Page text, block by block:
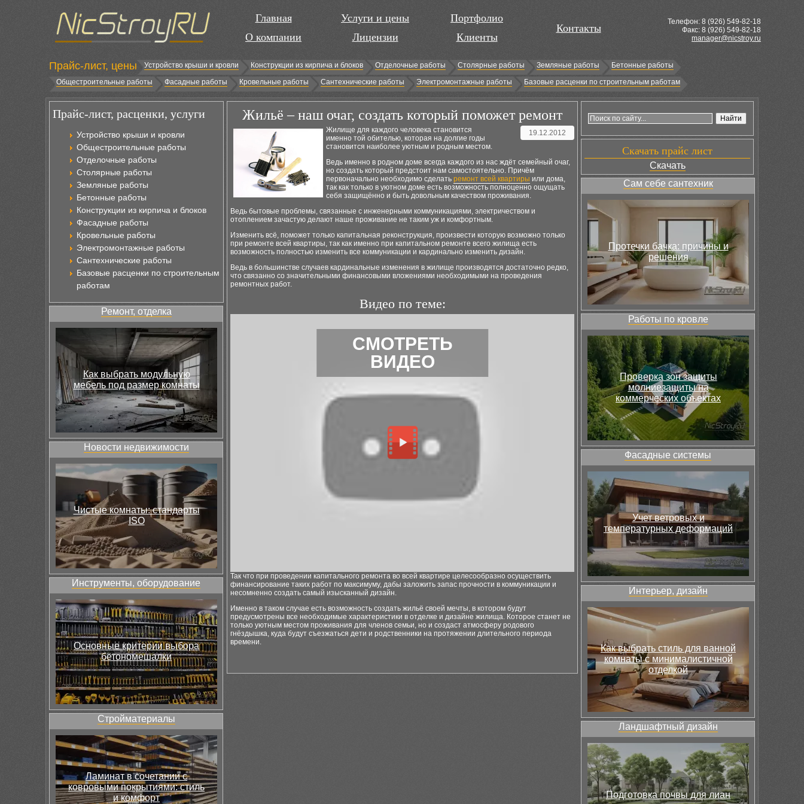
Главная
О компании
Услуги и цены
Лицензии
Портфолио
Клиенты
Контакты
Телефон: 8 (926) 549-82-18
Факс: 8 (926) 549-82-18
manager@nicstroy.ru
Прайс-лист, цены Устройство крыши и кровли Конструкции из кирпича и блоков Отделочные работы Столярные работы Земляные работы
Бетонные работы
Общестроительные работы
Фасадные работы Кровельные работы Сантехнические работы Электромонтажные работы Базовые расценки по строительным работам
Прайс-лист, расценки, услуги
Устройство крыши и кровли
Общестроительные работы
Отделочные работы
Столярные работы
Земляные работы
Бетонные работы
Конструкции из кирпича и блоков
Фасадные работы
Кровельные работы
Электромонтажные работы
Сантехнические работы
Базовые расценки по строительным
работам
Ремонт, отделка
Как выбрать модульную
мебель под размер комнаты
Новости недвижимости
Чистые комнаты: стандарты
ISO
Инструменты, оборудование
Основные критерии выбора
бетономешалки
Стройматериалы
Ламинат в сочетании с
ковровыми покрытиями: стиль
и комфорт
Жильё – наш очаг, создать который поможет ремонт
19.12.2012
Жилище для каждого человека становится
именно той обителью, которая на долгие годы
становится наиболее уютным и родным местом.
Ведь именно в родном доме всегда каждого из нас ждёт семейный очаг,
но создать который предстоит нам самостоятельно. Причём
первоначально необходимо сделать ремонт всей квартиры или дома,
так как только в уютном доме есть возможность полноценно ощущать
себя защищённо и быть довольным качеством проживания.
Ведь бытовые проблемы, связанные с инженерными коммуникациями, электричеством и
отоплением зачастую делают наше проживание не таким уж и комфортным.
Изменить всё, поможет только капитальная реконструкция, произвести которую возможно только
при ремонте всей квартиры, так как именно при капитальном ремонте всего жилища есть
возможность полностью изменить все коммуникации и кардинально изменить дизайн.
Ведь в большинстве случаев кардинальные изменения в жилище производятся достаточно редко,
что связанно со значительными финансовыми вложениями необходимыми на проведения
ремонтных работ.
Видео по теме:
СМОТРЕТЬ
ВИДЕО
Так что при проведении капитального ремонта во всей квартире целесообразно осуществить
финансирование таких работ по максимуму, дабы заложить запас прочности в коммуникации и
несомненно создать самый изысканный дизайн.
Именно в таком случае есть возможность создать жильё своей мечты, в котором будут
предусмотрены все необходимые характеристики в отделке и дизайне жилища. Которое станет не
только уютным местом проживания для членов семьи, но и создаст атмосферу родового
гнёздышка, куда будут съезжаться дети и родственники на протяжении длительного периода
времени.
Скачать прайс лист
Скачать
Сам себе сантехник
Протечки бачка: причины и
решения
Работы по кровле
Проверка зон защиты
молниезащиты на
коммерческих объектах
Фасадные системы
Учет ветровых и
температурных деформаций
Интерьер, дизайн
Как выбрать стиль для ванной
комнаты с минималистичной
отделкой
Ландшафтный дизайн
Подготовка почвы для лиан